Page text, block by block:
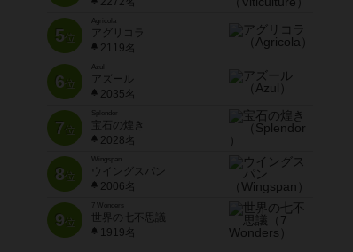
5位
Agricola
アグリコラ
2119名
6位
Azul
アズール
2035名
7位
宝石の煌き
2028名
8位
Wingspan
ウイングスパン
2006名
9位
7 Wonders
世界の七不思議
1919名